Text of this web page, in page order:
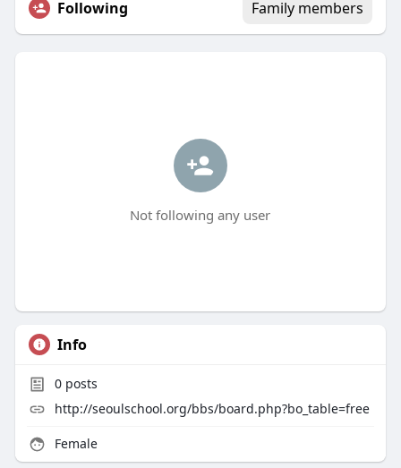
Following Family members
Not following any user
Info
0posts
http://seoulschool.org/bbs/board.php?bo_table=free
Female